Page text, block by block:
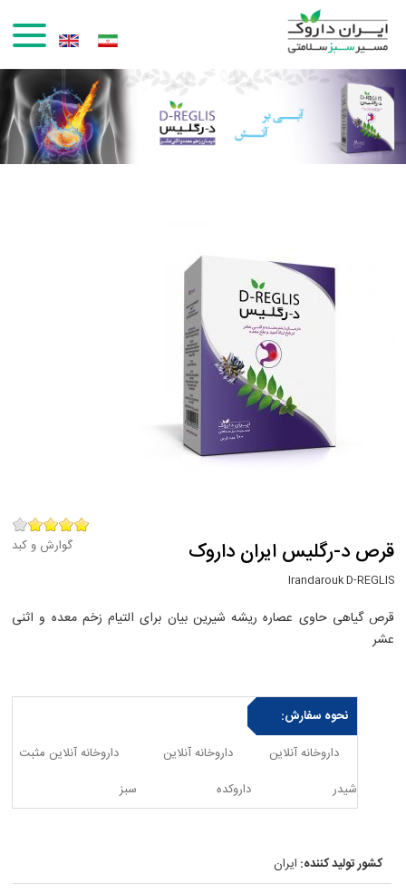
رفتن به محتوای اصلی
قرص د-رگلیس ایران داروک
Irandarouk D-REGLIS
گوارش و کبد
قرص گیاهی حاوی عصاره ریشه شیرین بیان برای التیام زخم معده و اثنی
عشر
نحوه سفارش:
داروخانه آنلاین
شیدر
داروخانه آنلاین
داروکده
داروخانه آنلاین مثبت
سبز
کشور تولید کننده: ایران